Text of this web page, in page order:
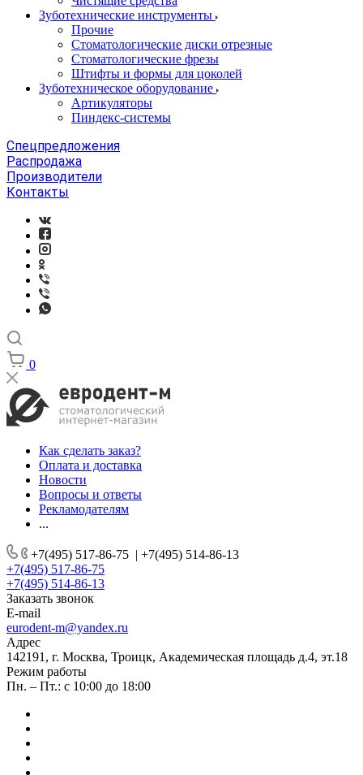
Зуботехнические инструменты
Прочие
Стоматологические диски отрезные
Стоматологические фрезы
Штифты и формы для цоколей
Зуботехническое оборудование
Артикуляторы
Пиндекс-системы
Спецпредложения
Распродажа
Производители
Контакты
0
Как сделать заказ?
Оплата и доставка
Новости
Вопросы и ответы
Рекламодателям
...
+7(495) 517-86-75 | +7(495) 514-86-13
+7(495) 517-86-75
+7(495) 514-86-13
Заказать звонок
E-mail
eurodent-m@yandex.ru
Адрес
142191, г. Москва, Троицк, Академическая площадь д.4, эт.18
Режим работы
Пн. – Пт.: с 10:00 до 18:00